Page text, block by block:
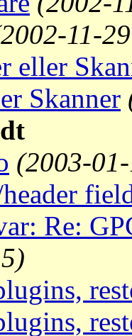
11-
eller
Skanner
(2003-
Re: